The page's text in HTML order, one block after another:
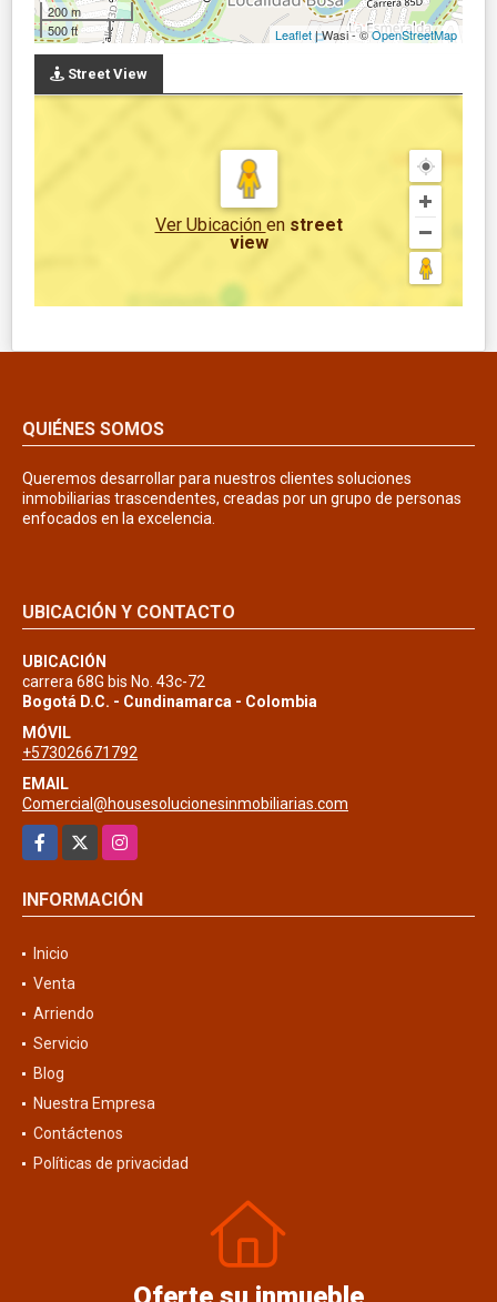
200 m
500 ft
Leaflet| Wasi - ©OpenStreetMap
Street View
Ver Ubicación en street
view
QUIÉNES SOMOS
Queremos desarrollar para nuestros clientes soluciones
inmobiliarias trascendentes, creadas por un grupo de personas
enfocados en la excelencia.
UBICACIÓN Y CONTACTO
UBICACIÓN
carrera 68G bis No. 43c-72
Bogotá D.C. - Cundinamarca - Colombia
MÓVIL
+573026671792
EMAIL
Comercial@housesolucionesinmobiliarias.com
Facebook
Instagram
INFORMACIÓN
Inicio
Venta
Arriendo
Servicio
Blog
Nuestra Empresa
Contáctenos
Políticas de privacidad